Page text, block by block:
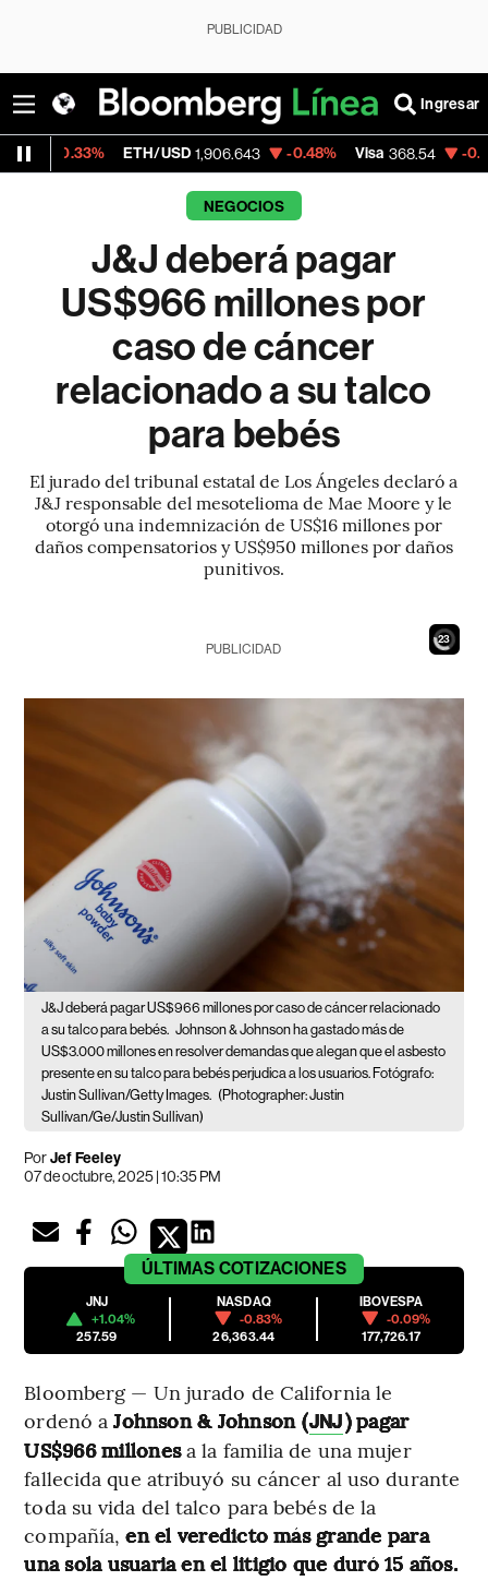
PUBLICIDAD
Ingresar
ETH/USD 1,906.643 -0.48% Visa 368.54 -0.28%
NEGOCIOS
J&J deberá pagar
US$966 millones por
caso de cáncer
relacionado a su talco
para bebés
El jurado del tribunal estatal de Los Ángeles declaró a
J&J responsable del mesotelioma de Mae Moore y le
otorgó una indemnización de US$16 millones por
daños compensatorios y US$950 millones por daños
punitivos.
21
PUBLICIDAD
J&J deberá pagar US$966 millones por caso de cáncer relacionado
a su talco para bebés. Johnson & Johnson ha gastado más de
US$3.000 millones en resolver demandas que alegan que el asbesto
presente en su talco para bebés perjudica a los usuarios. Fotógrafo:
Justin Sullivan/Getty Images. (Photographer: Justin
Sullivan/Ge/Justin Sullivan)
PorJef Feeley
07 de octubre, 2025 | 10:35 PM
ÚLTIMAS COTIZACIONES
JNJ
+1.04%
257.59
NASDAQ
-0.83%
26,363.44
IBOVESPA
-0.09%
177,726.17
Bloomberg — Un jurado de California le
ordenó aJohnson & Johnson (JNJ) pagar
US$966 millonesa la familia de una mujer
fallecida que atribuyó su cáncer al uso durante
toda su vida del talco para bebés de la
compañía,en el veredicto más grande para
una sola usuaria en el litigio que duró 15 años.